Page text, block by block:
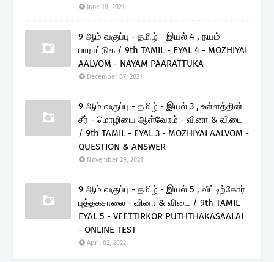
June 19, 2021
9 ஆம் வகுப்பு - தமிழ் - இயல் 4 , நயம்
பாராட்டுக / 9th TAMIL - EYAL 4 - MOZHIYAI
AALVOM - NAYAM PAARATTUKA
December 07, 2021
9 ஆம் வகுப்பு - தமிழ் - இயல் 3 , உள்ளத்தின்
சீர் - மொழியை ஆள்வோம் - வினா & விடை
/ 9th TAMIL - EYAL 3 - MOZHIYAI AALVOM -
QUESTION & ANSWER
November 29, 2021
9 ஆம் வகுப்பு - தமிழ் - இயல் 5 , வீட்டிற்கோர்
புத்தகசாலை - வினா & விடை / 9th TAMIL
EYAL 5 - VEETTIRKOR PUTHTHAKASAALAI
- ONLINE TEST
April 02, 2022